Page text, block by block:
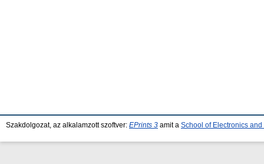
Szakdolgozat, az alkalamzott szoftver: EPrints 3 amit a School of Electronics